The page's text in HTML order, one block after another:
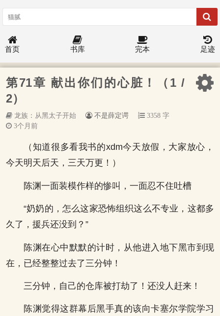
首页 书库 完本 足迹
第71章 献出你们的心脏！（1 /
2）
龙族：从黑太子开始 不是薛定谔
3358 字
3个月前
（知道很多看我书的xdm今天放假，大家放心，
今天明天后天，三天万更！）
陈渊一面装模作样的惨叫，一面忍不住吐槽
“奶奶的，怎么这家恐怖组织这么不专业，这都多
久了，援兵还没到？”
陈渊在心中默默的计时，从他进入地下黑市到现
在，已经整整过去了三分钟！
三分钟，自己的仓库被打劫了！还没人赶来！
陈渊觉得这群幕后黑手真的该向卡塞尔学院学习